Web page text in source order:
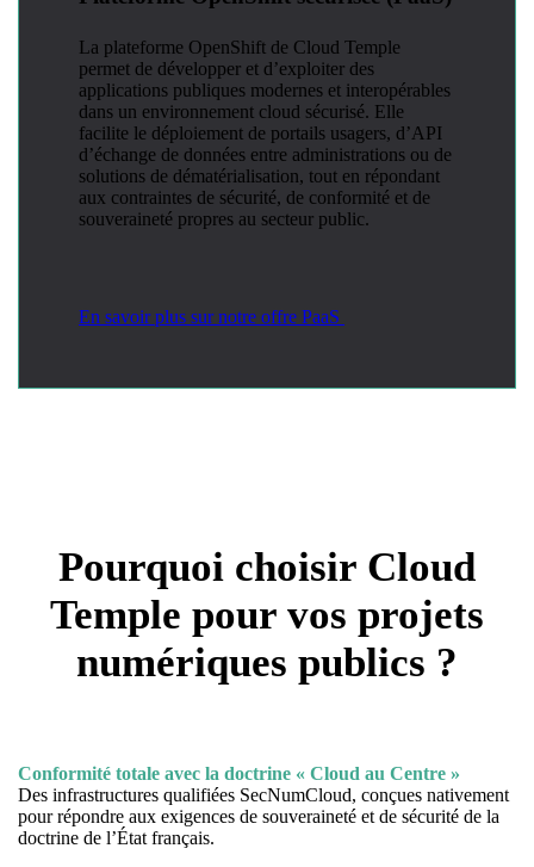
La plateforme OpenShift de Cloud Temple
permet de développer et d’exploiter des
applications publiques modernes et interopérables
dans un environnement cloud sécurisé. Elle
facilite le déploiement de portails usagers, d’API
d’échange de données entre administrations ou de
solutions de dématérialisation, tout en répondant
aux contraintes de sécurité, de conformité et de
souveraineté propres au secteur public.
En savoir plus sur notre offre PaaS
Pourquoi choisir Cloud
Temple pour vos projets
numériques publics ?
Conformité totale avec la doctrine « Cloud au Centre »
Des infrastructures qualifiées SecNumCloud, conçues nativement
pour répondre aux exigences de souveraineté et de sécurité de la
doctrine de l’État français.